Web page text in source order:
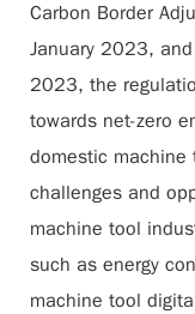
Carbon Border
January 2023,
2023, the
towards net-zero
domestic
challenges and
machine tool
such as energy
machine tool